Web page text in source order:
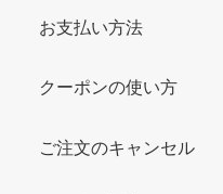
お支払い方法
クーポンの使い方
ご注文のキャンセル